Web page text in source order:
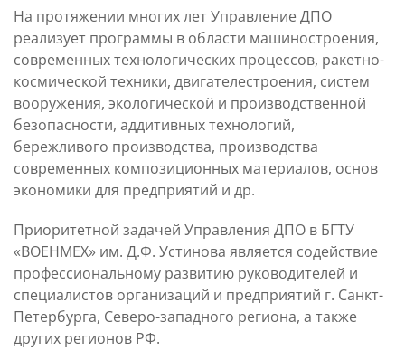
На протяжении многих лет Управление ДПО
реализует программы в области машиностроения,
современных технологических процессов, ракетно-
космической техники, двигателестроения, систем
вооружения, экологической и производственной
безопасности, аддитивных технологий,
бережливого производства, производства
современных композиционных материалов, основ
экономики для предприятий и др.
Приоритетной задачей Управления ДПО в БГТУ
«ВОЕНМЕХ» им. Д.Ф. Устинова является содействие
профессиональному развитию руководителей и
специалистов организаций и предприятий г. Санкт-
Петербурга, Северо-западного региона, а также
других регионов РФ.